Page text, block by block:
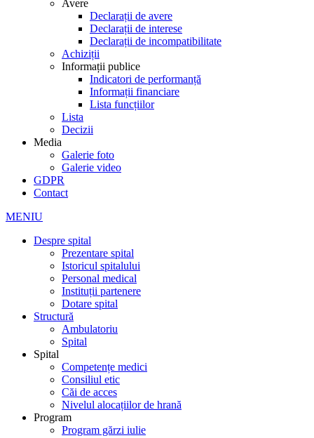
Avere
Declarații de avere
Declarații de interese
Declarații de incompatibilitate
Achiziții
Informații publice
Indicatori de performanță
Informații financiare
Lista funcțiilor
Lista
Decizii
Media
Galerie foto
Galerie video
GDPR
Contact
MENIU
Despre spital
Prezentare spital
Istoricul spitalului
Personal medical
Instituții partenere
Dotare spital
Structură
Ambulatoriu
Spital
Spital
Competențe medici
Consiliul etic
Căi de acces
Nivelul alocațiilor de hrană
Program
Program gărzi iulie